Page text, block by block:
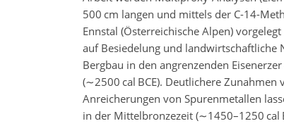
500 cm langen und mittels der C-14-
Ennstal (Österreichische Alpen)
auf Besiedelung und landwirtschaftliche
Bergbau in den angrenzenden
(∼2500 cal BCE). Deutlichere
Anreicherungen von Spurenmetallen
in der Mittelbronzezeit (∼1450–1250 cal